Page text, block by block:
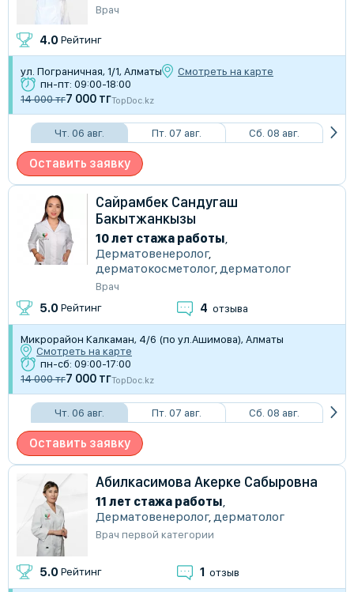
Врач
4.0 Рейтинг
ул. Пограничная, 1/1, Алматы
Смотреть на карте
пн-пт: 09:00-18:00
14 000 тг7 000 тгTopDoc.kz
Чт. 06 авг. Пт. 07 авг. Сб. 08 авг.
Оставить заявку
Сайрамбек Сандугаш
Бакытжанкызы
10 лет стажа работы
Дерматовенеролог,
дерматокосметолог, дерматолог
Врач
5.0 Рейтинг 4 отзыва
Микрорайон Калкаман, 4/6 (по ул.Ашимова), Алматы
Смотреть на карте
пн-сб: 09:00-17:00
14 000 тг7 000 тгTopDoc.kz
Чт. 06 авг. Пт. 07 авг. Сб. 08 авг.
Оставить заявку
Абилкасимова Акерке Сабыровна
11 лет стажа работы
Дерматовенеролог, дерматолог
Врач первой категории
5.0 Рейтинг 1 отзыв